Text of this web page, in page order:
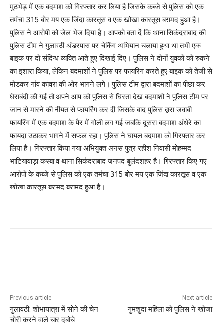
मुठभेड़ में एक बदमाश को गिरफ्तार कर लिया है जिसके कब्जे से पुलिस को एक
तमंचा 315 बोर मय एक जिंदा कारतूस व एक खोखा कारतूस बरामद हुआ है।
पुलिस ने आरोपी को जेल भेज दिया है। आपको बता दें कि थाना सिकंदराबाद की
पुलिस टीम ने गुलावठी अंडरपास पर चेकिंग अभियान चलाया हुआ था तभी एक
बाइक पर दो संदिग्ध व्यक्ति आते हुए दिखाई दिए। पुलिस ने दोनों युवकों को रुकने
का इशारा किया, लेकिन बदमाशों ने पुलिस पर फायरिंग करते हुए बाइक को तेजी से
मोडकर गांव कांवरा की ओर भागने लगे। पुलिस टीम द्वारा बदमाशों का पीछा कर
घेराबंदी की गई तो अपने आप को पुलिस से घिरता देख बदमाशों ने पुलिस टीम पर
जान से मारने की नीयत से फायरिंग कर दी जिसके बाद पुलिस द्वारा जवाबी
फायरिंग में एक बदमाश के पैर में गोली लग गई जबकि दूसरा बदमाश अंधेरे का
फायदा उठाकर भागने में सफल रहा। पुलिस ने घायल बदमाश को गिरफ्तार कर
लिया है। गिरफ्तार किया गया अभियुक्त अनस पुत्र रहीश निवासी मोहम्मद
भाटियावाड़ा कस्बा व थाना सिकंदराबाद जनपद बुलंदशहर है। गिरफ्तार किए गए
आरोपों के कब्जे से पुलिस को एक तमंचा 315 बोर मय एक जिंदा कारतूस व एक
खोखा कारतूस बरामद बरामद हुआ है।
Previous article
गुलावठी: शोभायात्रा में सोने की चेन
चोरी करने वाले चार दबोचे
Next article
गुमशुदा महिला को पुलिस ने खोजा